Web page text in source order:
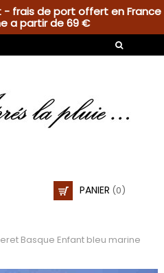
frais de port offert en France
a partir de 69 €
PANIER (0)
Basque Enfant bleu marine